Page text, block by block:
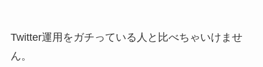
Twitter運用をガチっている人と比べちゃいけませ
ん。